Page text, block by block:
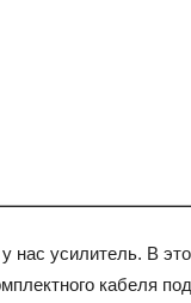
нас усилитель. В
кабеля